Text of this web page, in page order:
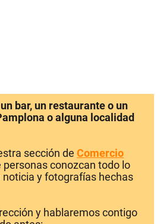
bar, un restaurante o un
o alguna localidad
sección de Comercio
personas conozcan todo lo
y fotografías hechas
y hablaremos contigo